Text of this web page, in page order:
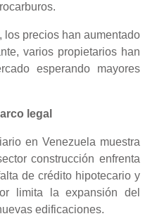
los precios han aumentado
varios propietarios han
esperando mayores
legal
en Venezuela muestra
construcción enfrenta
de crédito hipotecario y
limita la expansión del
edificaciones.